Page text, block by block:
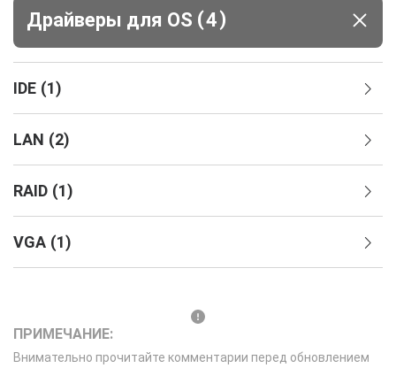
Драйверы для ОS (4)
IDE (1)
LAN (2)
RAID (1)
VGA (1)
ПРИМЕЧАНИЕ:
Внимательно прочитайте комментарии перед обновлением